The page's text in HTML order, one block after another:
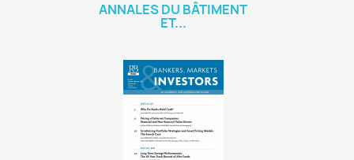
ANNALES DU BÂTIMENT
ET...